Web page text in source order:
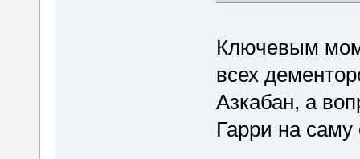
Ключевым
всех
Азкабан, а
Гарри на